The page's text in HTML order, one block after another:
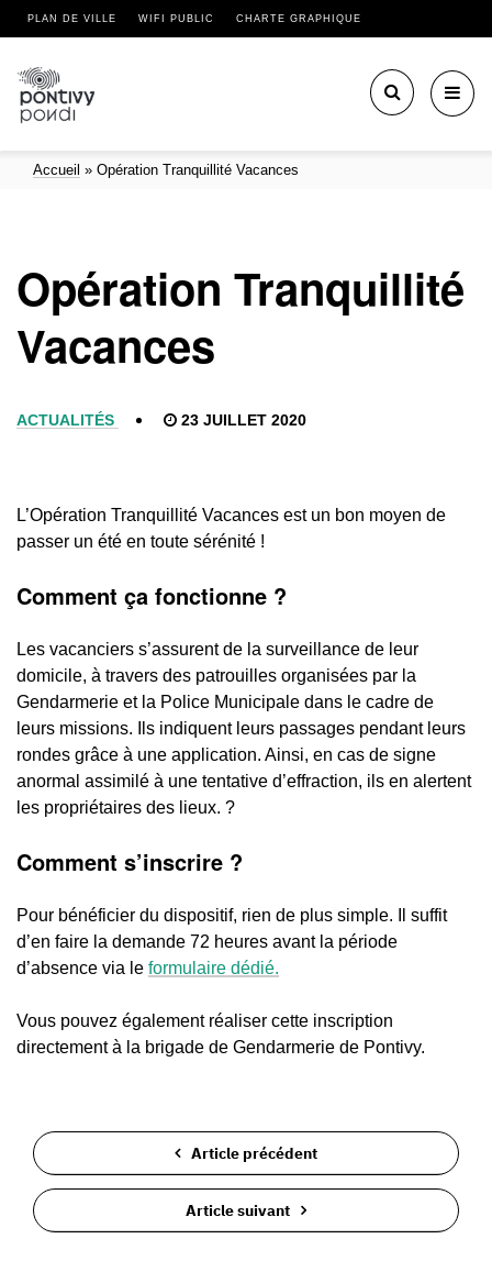
PLAN DE VILLE WIFI PUBLIC CHARTE GRAPHIQUE
Accueil » Opération Tranquillité Vacances
Opération Tranquillité
Vacances
ACTUALITÉS 23 JUILLET 2020
L’Opération Tranquillité Vacances est un bon moyen de
passer un été en toute sérénité !
Comment ça fonctionne ?
Les vacanciers s’assurent de la surveillance de leur
domicile, à travers des patrouilles organisées par la
Gendarmerie et la Police Municipale dans le cadre de
leurs missions. Ils indiquent leurs passages pendant leurs
rondes grâce à une application. Ainsi, en cas de signe
anormal assimilé à une tentative d’effraction, ils en alertent
les propriétaires des lieux. ?
Comment s’inscrire ?
Pour bénéficier du dispositif, rien de plus simple. Il suffit
d’en faire la demande 72 heures avant la période
d’absence via le formulaire dédié.
Vous pouvez également réaliser cette inscription
directement à la brigade de Gendarmerie de Pontivy.
Article précédent
Article suivant